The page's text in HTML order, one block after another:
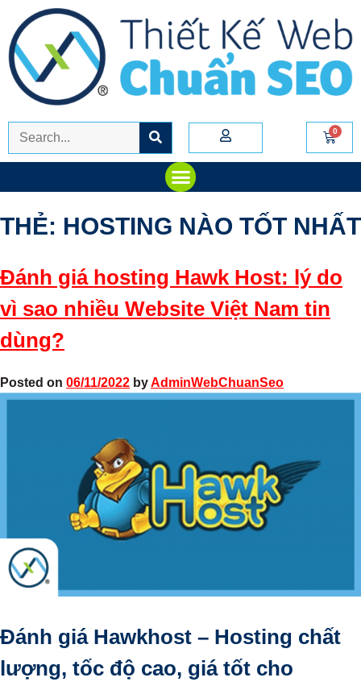
THẺ: HOSTING NÀO TỐT NHẤT
Đánh giá hosting Hawk Host: lý do
vì sao nhiều Website Việt Nam tin
dùng?
Posted on 06/11/2022 byAdminWebChuanSeo
Đánh giá Hawkhost – Hosting chất
lượng, tốc độ cao, giá tốt cho